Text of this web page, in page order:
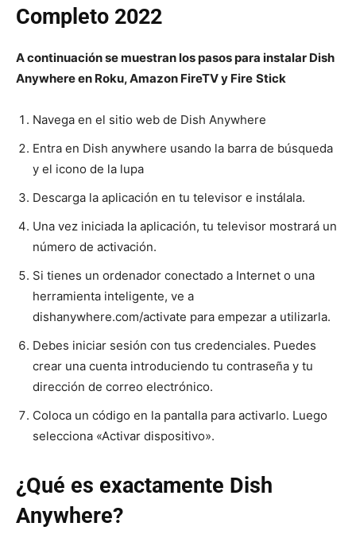
Completo 2022
A continuación se muestran los pasos para instalar Dish
Anywhere en Roku, Amazon FireTV y Fire Stick
Navega en el sitio web de Dish Anywhere
Entra en Dish anywhere usando la barra de búsqueda
y el icono de la lupa
Descarga la aplicación en tu televisor e instálala.
Una vez iniciada la aplicación, tu televisor mostrará un
número de activación.
Si tienes un ordenador conectado a Internet o una
herramienta inteligente, ve a
dishanywhere.com/activate para empezar a utilizarla.
Debes iniciar sesión con tus credenciales. Puedes
crear una cuenta introduciendo tu contraseña y tu
dirección de correo electrónico.
Coloca un código en la pantalla para activarlo. Luego
selecciona «Activar dispositivo».
¿Qué es exactamente Dish
Anywhere?